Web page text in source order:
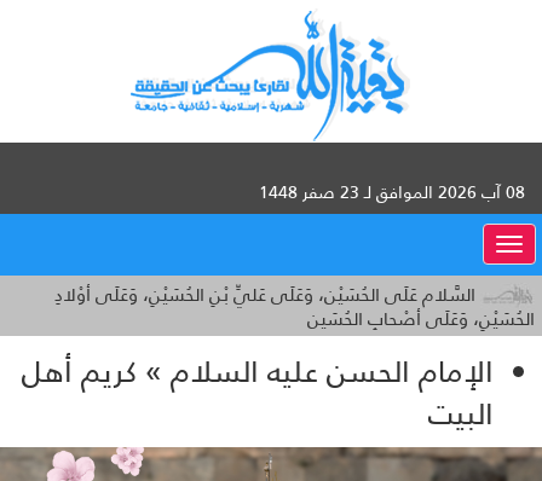
08 آب 2026 الموافق لـ 23 صفر 1448
القائمة
السَّلام عَلَى الحُسَيْن، وَعَلَى عَليِّ بْنِ الحُسَيْنِ، وَعَلَى أوْلادِ
الحُسَيْنِ، وَعَلَى أصْحابِ الحُسَين
الإمام الحسن عليه السلام » كريم أهل
البيت